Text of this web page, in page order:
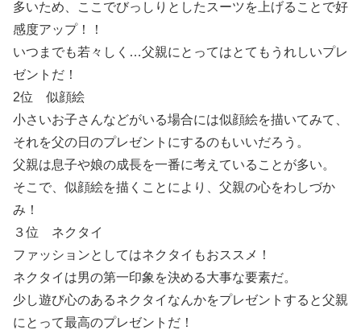
多いため、ここでびっしりとしたスーツを上げることで好
感度アップ！！
いつまでも若々しく…父親にとってはとてもうれしいプレ
ゼントだ！
2位 似顔絵
小さいお子さんなどがいる場合には似顔絵を描いてみて、
それを父の日のプレゼントにするのもいいだろう。
父親は息子や娘の成長を一番に考えていることが多い。
そこで、似顔絵を描くことにより、父親の心をわしづか
み！
３位 ネクタイ
ファッションとしてはネクタイもおススメ！
ネクタイは男の第一印象を決める大事な要素だ。
少し遊び心のあるネクタイなんかをプレゼントすると父親
にとって最高のプレゼントだ！